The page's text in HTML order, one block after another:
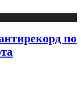
по